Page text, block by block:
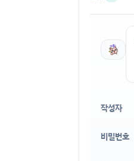
작성자
비밀번호